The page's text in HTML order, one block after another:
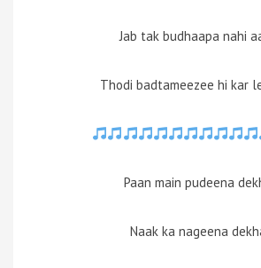
Jab tak budhaapa nahi
Thodi badtameezee hi kar
Paan main pudeena
Naak ka nageena